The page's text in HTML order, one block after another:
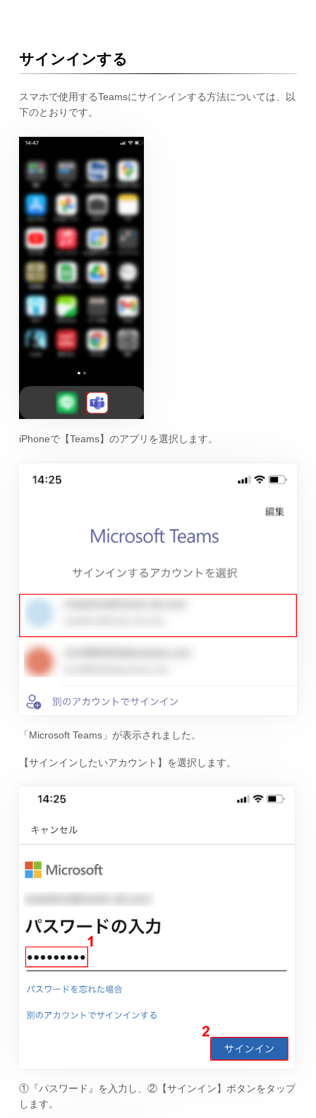
サインインする
スマホで使用するTeamsにサインインする方法については、以
下のとおりです。
iPhoneで【Teams】のアプリを選択します。
「Microsoft Teams」が表示されました。
【サインインしたいアカウント】を選択します。
①『パスワード』を入力し、②【サインイン】ボタンをタップ
します。